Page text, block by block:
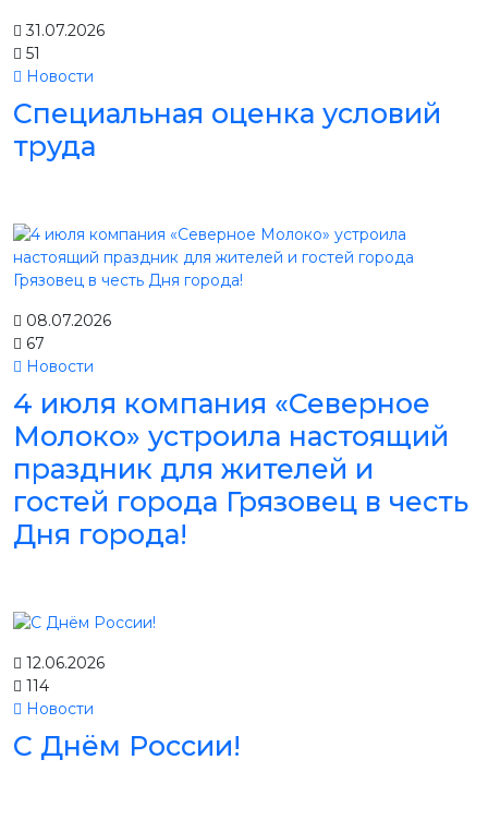
31.07.2026
51
Новости
Специальная оценка условий
труда
08.07.2026
67
Новости
4 июля компания «Северное
Молоко» устроила настоящий
праздник для жителей и
гостей города Грязовец в честь
Дня города!
12.06.2026
114
Новости
С Днём России!